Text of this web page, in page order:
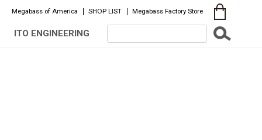
Megabass of America SHOP LIST Megabass Factory Store
ITO ENGINEERING